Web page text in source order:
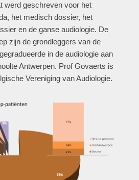
werd geschreven voor het
het medisch dossier, het
en de ganse audiologie. De
zijn de grondleggers van de
in de audiologie aan
Antwerpen. Prof Govaerts is
Vereniging van Audiologie.